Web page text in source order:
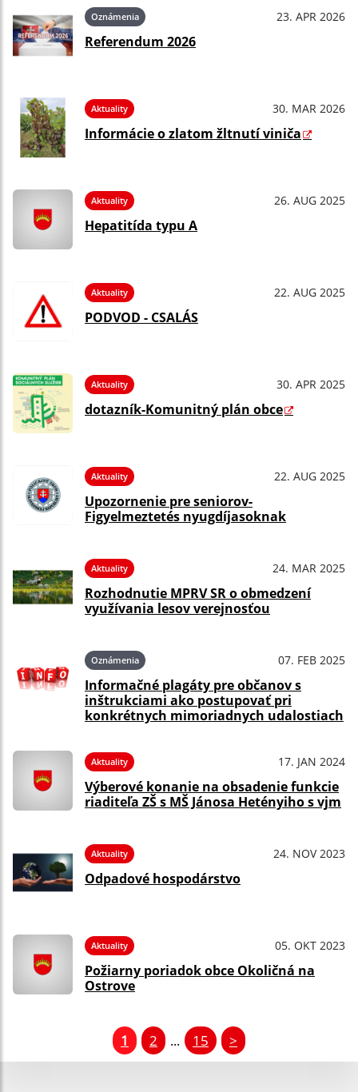
Oznámenia 23. APR 2026
Referendum 2026
Aktuality 30. MAR 2026
Informácie o zlatom žltnutí viniča
Aktuality 26. AUG 2025
Hepatitída typu A
Aktuality 22. AUG 2025
PODVOD - CSALÁS
Aktuality 30. APR 2025
dotazník-Komunitný plán obce
Aktuality 22. AUG 2025
Upozornenie pre seniorov-
Figyelmeztetés nyugdíjasoknak
Aktuality 24. MAR 2025
Rozhodnutie MPRV SR o obmedzení
využívania lesov verejnosťou
Oznámenia 07. FEB 2025
Informačné plagáty pre občanov s
inštrukciami ako postupovať pri
konkrétnych mimoriadnych udalostiach
Aktuality 17. JAN 2024
Výberové konanie na obsadenie funkcie
riaditeľa ZŠ s MŠ Jánosa Hetényiho s vjm
Aktuality 24. NOV 2023
Odpadové hospodárstvo
Aktuality 05. OKT 2023
Požiarny poriadok obce Okoličná na
Ostrove
1 2 ... 15 >